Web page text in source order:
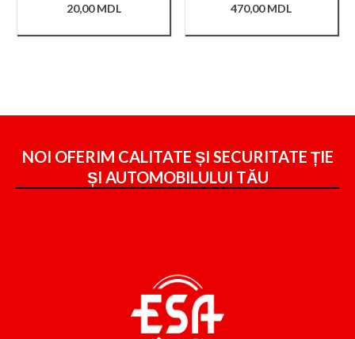
20,00MDL 470,00MDL
NOI OFERIM CALITATE ȘI SECURITATE ȚIE
ȘI AUTOMOBILULUI TĂU